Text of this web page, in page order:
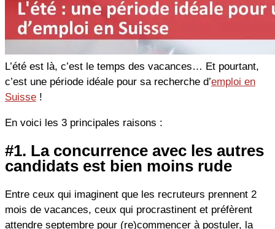
L’été est là, c’est le temps des vacances… Et pourtant,
c’est une période idéale pour sa recherche d’emploi en
Suisse !
En voici les 3 principales raisons :
#1. La concurrence avec les autres
candidats est bien moins rude
Entre ceux qui imaginent que les recruteurs prennent 2
mois de vacances, ceux qui procrastinent et préfèrent
attendre septembre pour (re)commencer à postuler, la